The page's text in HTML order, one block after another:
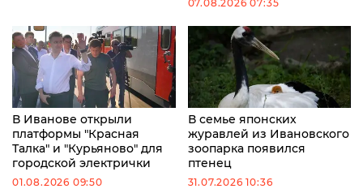
07.08.2026 07:35
В Иванове открыли
платформы "Красная
Талка" и "Курьяново" для
городской электрички
01.08.2026 09:50
В семье японских
журавлей из Ивановского
зоопарка появился
птенец
31.07.2026 10:36